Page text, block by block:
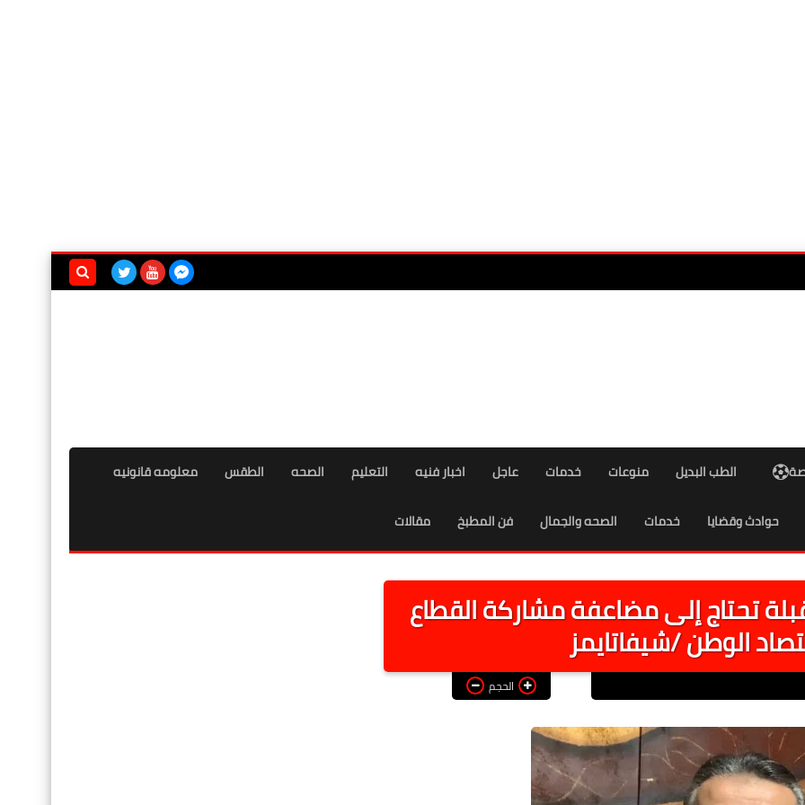
الطب البديل منوعات خدمات عاجل اخبار فنيه التعليم الصحه الطقس معلومه قانونيه
حوادث وقضايا خدمات الصحه والجمال فن المطبخ مقالات
تحتاج إلى مضاعفة مشاركة القطاع
الوطن /شيفاتايمز
الحجم